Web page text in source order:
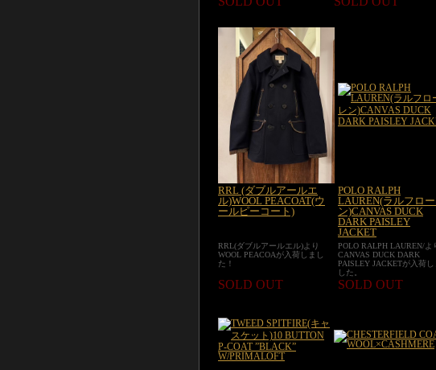
RRL (ダブルアールエ
ル)WOOL PEACOAT(ウ
ールピーコート)
POLO RALPH
LAUREN(ラルフロ
ン)CANVAS DUCK
DARK PAISLEY
JACKET
RRL(ダブルアールエル)より
WOOL PEACOAが入荷しまし
た！
POLO RALPH LAUREN/よ
CANVAS DUCK DARK
PAISLEY JACKETが入荷し
した。
SOLD OUT SOLD OUT